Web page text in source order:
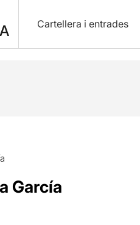
Cartellera i entrades
García